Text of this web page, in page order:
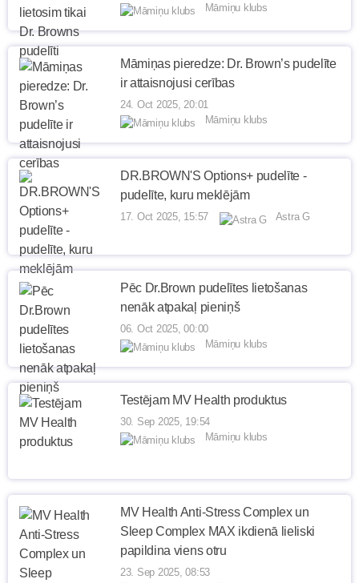
Māmiņu klubs
Māmiņas pieredze: Dr. Brown’s pudelīte
ir attaisnojusi cerības
24. Oct 2025, 20:01
Māmiņu klubs
DR.BROWN'S Options+ pudelīte -
pudelīte, kuru meklējām
17. Oct 2025, 15:57 Astra G
Pēc Dr.Brown pudelītes lietošanas
nenāk atpakaļ pieniņš
06. Oct 2025, 00:00
Māmiņu klubs
Testējam MV Health produktus
30. Sep 2025, 19:54
Māmiņu klubs
MV Health Anti-Stress Complex un
Sleep Complex MAX ikdienā lieliski
papildina viens otru
23. Sep 2025, 08:53